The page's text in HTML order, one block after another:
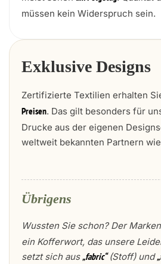
müssen kein Widerspruch sein.
Exklusive Designs
Zertifizierte Textilien erhalten
Preisen. Das gilt besonders für
Drucke aus der eigenen
weltweit bekannten Partnern
Übrigens
Wussten Sie schon? Der
ein Kofferwort, das unsere
setzt sich aus„fabric“(Stoff) und